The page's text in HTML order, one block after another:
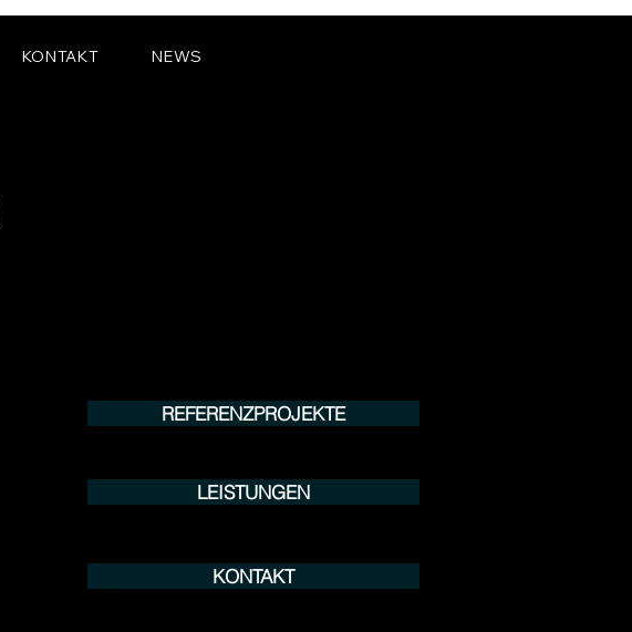
KONTAKT NEWS
KONTAKT
LEISTUNGEN
REFERENZPROJEKTE